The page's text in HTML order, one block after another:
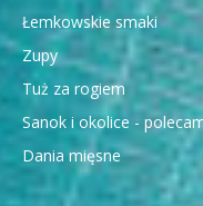
Łemkowskie smaki
Zupy
Tuż za rogiem
Sanok i okolice -
Dania mięsne